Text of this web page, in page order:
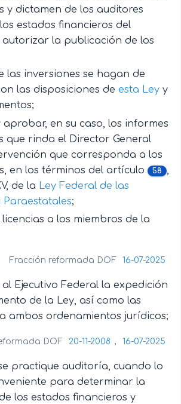
y dictamen de los auditores
estados financieros del
autorizar la publicación de los
las inversiones se hagan de
las disposiciones de esta Leyy
aprobar, en su caso, los informes
que rinda el Director General
que corresponda a los
en los términos del artículo
58
,
de la Ley Federal de las
Paraestatales;
a los miembros de la
Fracción reformada DOF 16-07-2025
Ejecutivo Federal la expedición
de la Ley, así como las
ambos ordenamientos jurídicos;
DOF 20-11-2008 , 16-07-2025
practique auditoría, cuando lo
para determinar la
los estados financieros y